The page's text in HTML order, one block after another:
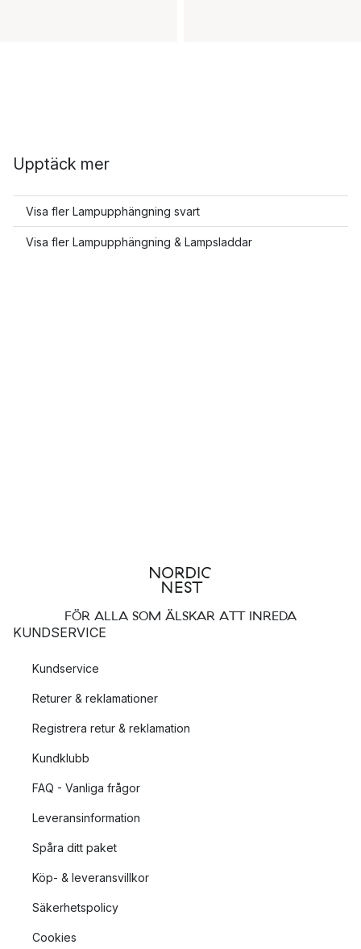
Upptäck mer
Visa fler Lampupphängning svart
Visa fler Lampupphängning & Lampsladdar
FÖR ALLA SOM ÄLSKAR ATT INREDA
KUNDSERVICE
Kundservice
Returer & reklamationer
Registrera retur & reklamation
Kundklubb
FAQ - Vanliga frågor
Leveransinformation
Spåra ditt paket
Köp- & leveransvillkor
Säkerhetspolicy
Cookies